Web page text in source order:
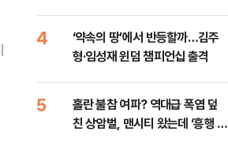
4
‘약속의 땅’에서 반등할까…김주
형·임성재 윈덤 챔피언십 출격
5
홀란 불참 여파? 역대급 폭염 덮
친 상암벌, 맨시티 왔는데 ‘흥행 저